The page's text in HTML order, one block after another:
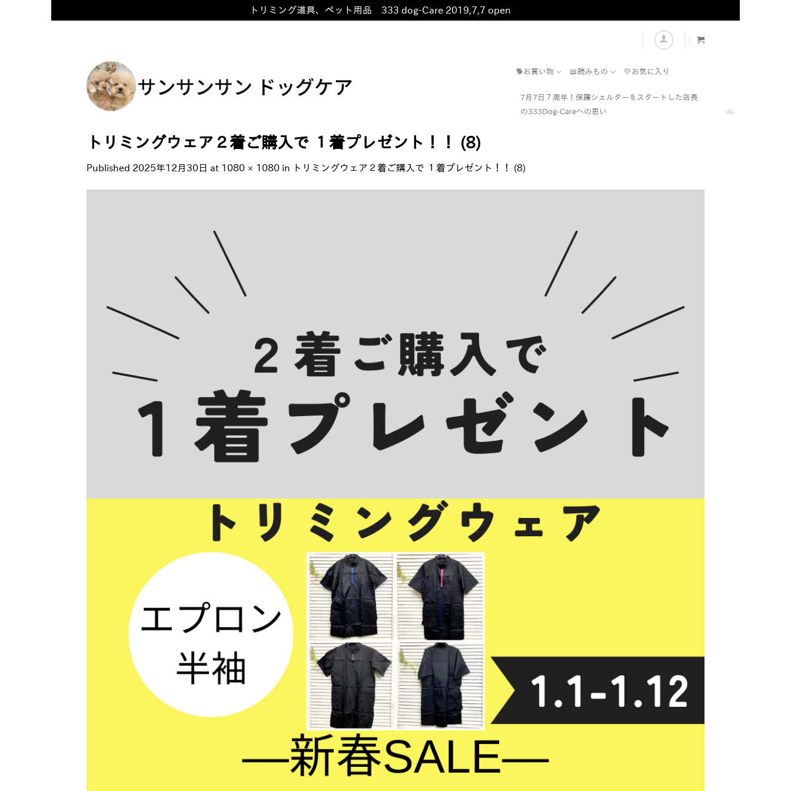
トリミング道具、ペット用品 333 dog-Care 2019,7,7 open
🐕お買い物 📖読みもの 💛お気に入り
7月7日７周年！保護シェルターをスタートした店長
の333Dog-Careへの思い
トリミングウェア２着ご購入で １着プレゼント！！ (8)
Published 2025年12月30日 at 1080 × 1080 in トリミングウェア２着ご購入で １着プレゼント！！ (8)